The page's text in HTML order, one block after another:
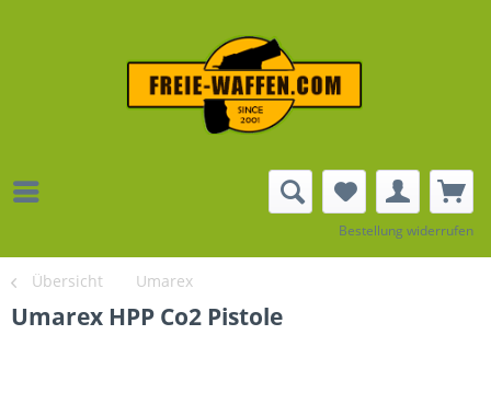
Bestellung widerrufen
Übersicht Umarex
Umarex HPP Co2 Pistole